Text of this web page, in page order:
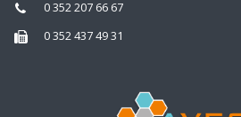
0 352 207 66 67
0 352 437 49 31